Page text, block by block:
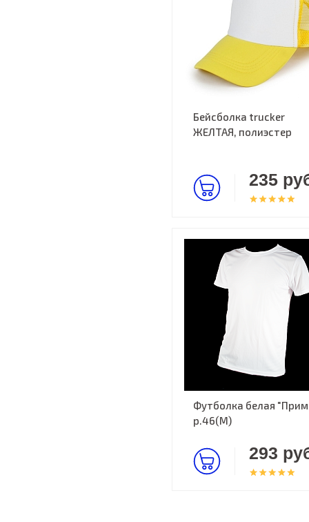
Бейсболка trucker
ЖЕЛТАЯ, полиэстер
235
Футболка белая
р.46(M)
293